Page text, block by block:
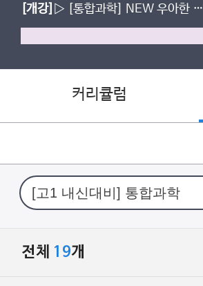
한 출발 (현장 ver.) OPEN!
[개강] ▷ [통합과학] NEW 우아한 출
커리큘럼
전체 19개